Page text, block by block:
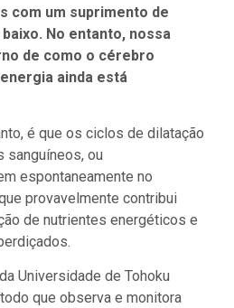
com um suprimento de
No entanto, nossa
de como o cérebro
ainda está
é que os ciclos de dilatação
sanguíneos, ou
espontaneamente no
provavelmente contribui
de nutrientes energéticos e
Universidade de Tohoku
que observa e monitora